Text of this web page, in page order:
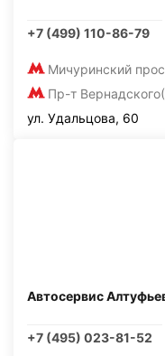
+7 (499) 110-86-79
Мичуринский
Пр-т Вернадского
ул. Удальцова, 60
Автосервис
+7 (495) 023-81-52